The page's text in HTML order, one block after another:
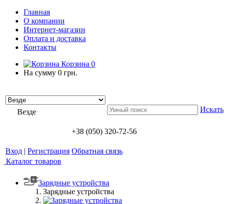
Главная
О компании
Интернет-магазин
Оплата и доставка
Контакты
Корзина 0
На сумму 0 грн.
Везде Искать
+38 (050) 320-72-56
Вход | Регистрация Обратная связь
Каталог товаров
Зарядные устройства
Зарядные устройства